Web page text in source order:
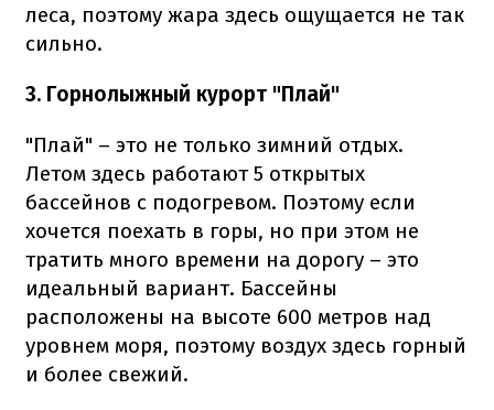
леса, поэтому жара здесь ощущается не так
сильно.
3. Горнолыжный курорт "Плай"
"Плай" – это не только зимний отдых.
Летом здесь работают 5 открытых
бассейнов с подогревом. Поэтому если
хочется поехать в горы, но при этом не
тратить много времени на дорогу – это
идеальный вариант. Бассейны
расположены на высоте 600 метров над
уровнем моря, поэтому воздух здесь горный
и более свежий.